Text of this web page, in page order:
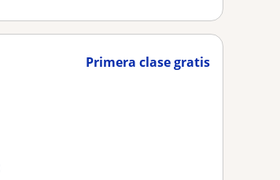
Primera clase gratis